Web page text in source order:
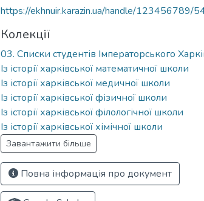
https://ekhnuir.karazin.ua/handle/123456789/
Колекції
03. Списки студентів Імператорського
Із історії харківської математичної школи
Із історії харківської медичної школи
Із історії харківської фізичної школи
Із історії харківської філологічної школи
Із історії харківської хімічної школи
Завантажити більше
Повна інформація про документ